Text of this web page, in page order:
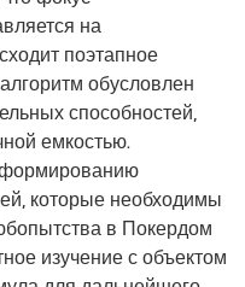
на
поэтапное
обусловлен
способностей,
емкостью.
которые необходимы
в Покердом
изучение с объектом